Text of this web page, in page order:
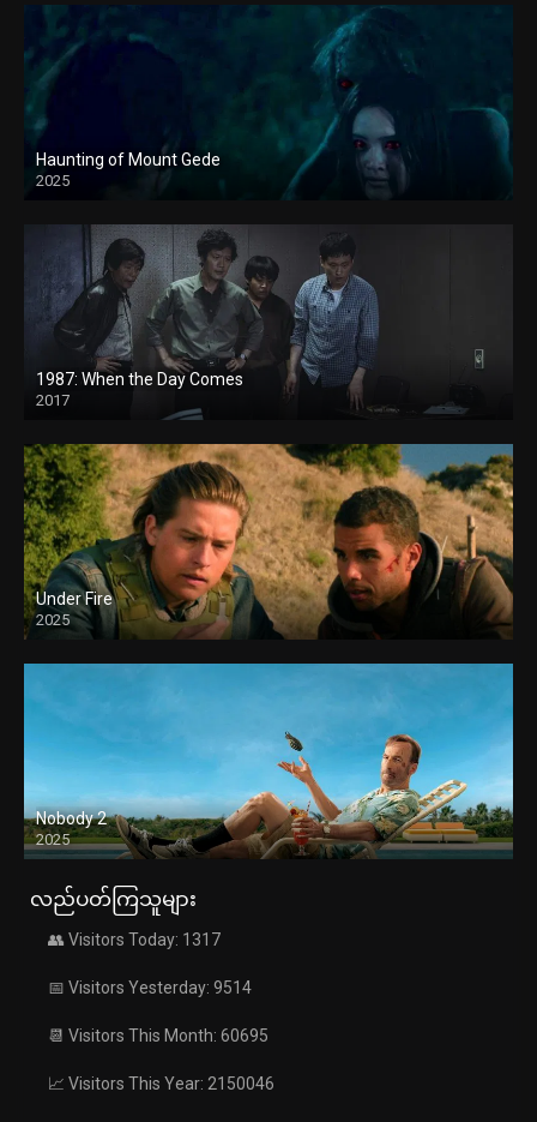
Haunting of Mount Gede
2025
1987: When the Day Comes
2017
Under Fire
2025
Nobody 2
2025
လည်ပတ်ကြသူများ
👥 Visitors Today: 1317
📅 Visitors Yesterday: 9514
📆 Visitors This Month: 60695
📈 Visitors This Year: 2150046